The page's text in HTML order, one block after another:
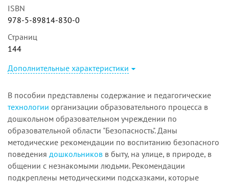
ISBN
978-5-89814-830-0
Страниц
144
Дополнительные характеристики
В пособии представлены содержание и педагогические
технологии организации образовательного процесса в
дошкольном образовательном учреждении по
образовательной области "Безопасность". Даны
методические рекомендации по воспитанию безопасного
поведения дошкольников в быту, на улице, в природе, в
общении с незнакомыми людьми. Рекомендации
подкреплены методическими подсказками, которые